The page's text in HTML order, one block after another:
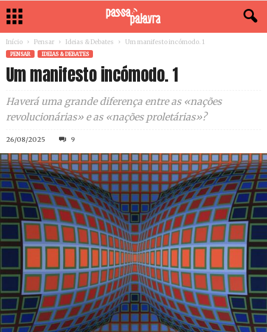
Início Pensar Ideias & Debates Um manifesto incómodo. 1
PENSAR IDEIAS & DEBATES
Um manifesto incómodo. 1
Haverá uma grande diferença entre as «nações
revolucionárias» e as «nações proletárias»?
26/08/2025 9